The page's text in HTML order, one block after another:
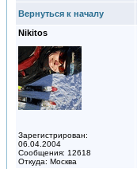
Вернуться к началу
Nikitos
Зарегистрирован:
06.04.2004
Сообщения: 12618
Откуда: Москва